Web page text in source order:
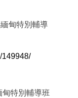
甸特別輔導
149948/
甸特別輔導班